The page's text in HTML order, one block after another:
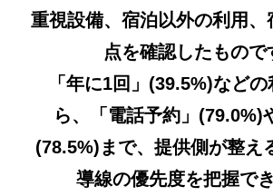
重視設備、宿泊以外の利用、
点を確認したもので
「年に1回」(39.5%)など
ら、「電話予約」(79.0%)
(78.5%)まで、提供側が整え
導線の優先度を把握でき